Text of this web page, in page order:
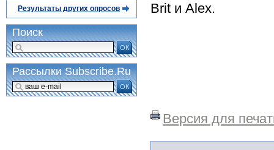
Brit и Alex.
Версия для
Результаты других опросов
Поиск
ОК
Рассылки Subscribe.Ru
ОК